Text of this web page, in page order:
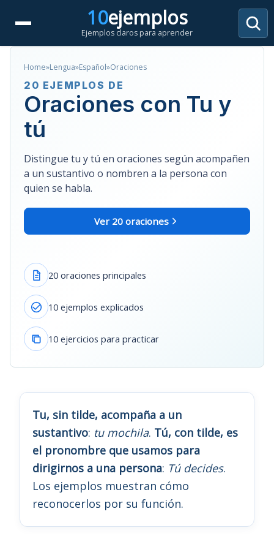
contenido
10ejemplos
Ejemplos claros para aprender
Home»Lengua»Español»Oraciones
20 EJEMPLOS DE
Oraciones con Tu y
tú
Distingue tu y tú en oraciones según acompañen
a un sustantivo o nombren a la persona con
quien se habla.
Ver 20 oraciones
20 oraciones principales
10 ejemplos explicados
10 ejercicios para practicar
Tu, sin tilde, acompaña a un
sustantivo: tu mochila. Tú, con tilde, es
el pronombre que usamos para
dirigirnos a una persona: Tú decides.
Los ejemplos muestran cómo
reconocerlos por su función.